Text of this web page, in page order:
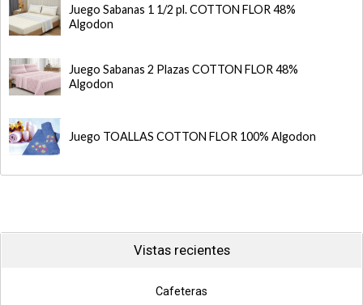
Juego Sabanas 1 1/2 pl. COTTON FLOR 48%
Algodon
Juego Sabanas 2 Plazas COTTON FLOR 48%
Algodon
Juego TOALLAS COTTON FLOR 100% Algodon
Vistas recientes
Cafeteras